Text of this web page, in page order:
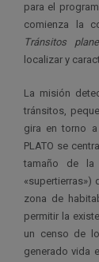
para el
comienza la
Tránsitos
localizar y
La misión
tránsitos,
gira en torno
PLATO se
tamaño de
«supertierras»)
zona de
permitir la
un censo de
generado vida